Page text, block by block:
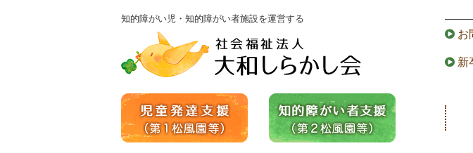
知的障がい児・知的障がい者施設を運営する
お
新